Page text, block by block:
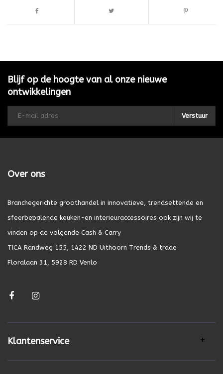
Blijf op de hoogte van al onze nieuwe
ontwikkelingen
Verstuur
Over ons
Branchegerichte groothandel in innovatieve, trendsettende en
sfeerbepalende keuken-en interieuraccessoires ook zijn wij te
vinden op de volgende Cash & Carry
TICA Randweg 155, 1422 ND Uithoorn Trends & trade
Floralaan 31, 5928 RD Venlo
Klantenservice